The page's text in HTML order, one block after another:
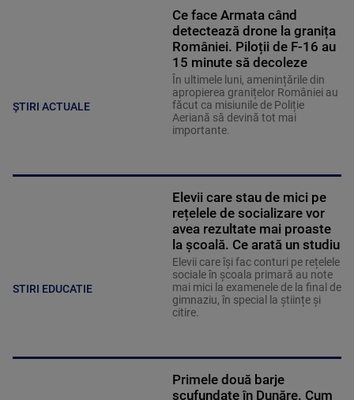
ȘTIRI ACTUALE
Ce face Armata când
detectează drone la granița
României. Piloții de F-16 au
15 minute să decoleze
În ultimele luni, amenințările din
apropierea granițelor României au
făcut ca misiunile de Poliție
Aeriană să devină tot mai
importante.
STIRI EDUCATIE
Elevii care stau de mici pe
rețelele de socializare vor
avea rezultate mai proaste
la școală. Ce arată un studiu
Elevii care îşi fac conturi pe rețelele
sociale în școala primară au note
mai mici la examenele de la final de
gimnaziu, în special la științe și
citire.
Primele două barje
scufundate în Dunăre. Cum